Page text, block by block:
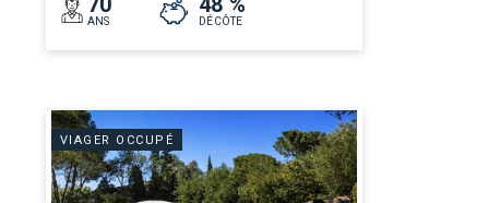
ANS DÉCÔTE
VIAGER OCCUPÉ